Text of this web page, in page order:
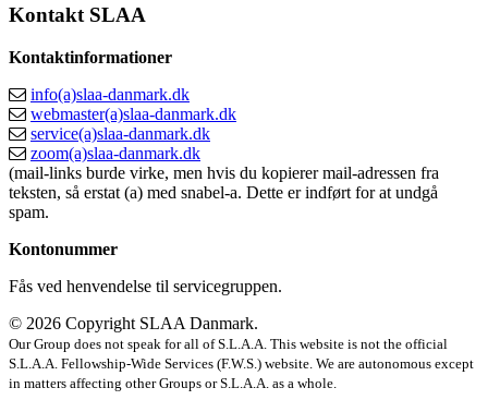
Kontakt SLAA
Kontaktinformationer
info(a)slaa-danmark.dk
webmaster(a)slaa-danmark.dk
service(a)slaa-danmark.dk
zoom(a)slaa-danmark.dk
(mail-links burde virke, men hvis du kopierer mail-adressen fra
teksten, så erstat (a) med snabel-a. Dette er indført for at undgå
spam.
Kontonummer
Fås ved henvendelse til servicegruppen.
© 2026 Copyright SLAA Danmark.
Our Group does not speak for all of S.L.A.A. This website is not the official
S.L.A.A. Fellowship-Wide Services (F.W.S.) website. We are autonomous except
in matters affecting other Groups or S.L.A.A. as a whole.